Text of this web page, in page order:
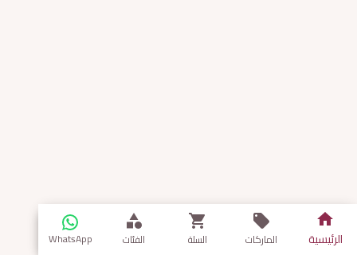
الرئيسية الماركات السلة الفئات WhatsApp